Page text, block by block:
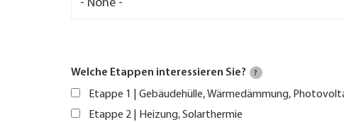
Welche Etappen interessieren Sie? ?
Etappe 1 | Gebäudehülle, Wärmedämmung,
Etappe 2 | Heizung, Solarthermie